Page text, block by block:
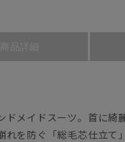
商品詳細
メイドスーツ。首に綺
を防ぐ「総毛芯仕立て